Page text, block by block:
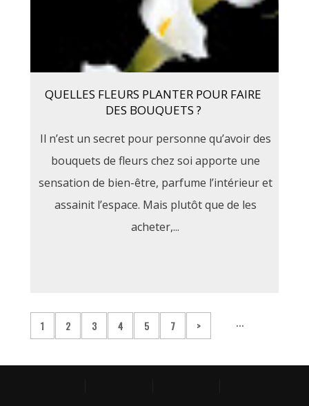
QUELLES FLEURS PLANTER POUR FAIRE
DES BOUQUETS ?
Il n’est un secret pour personne qu’avoir des
bouquets de fleurs chez soi apporte une
sensation de bien-être, parfume l’intérieur et
assainit l’espace. Mais plutôt que de les
acheter,...
1 2 3 4 5 ...
7 >